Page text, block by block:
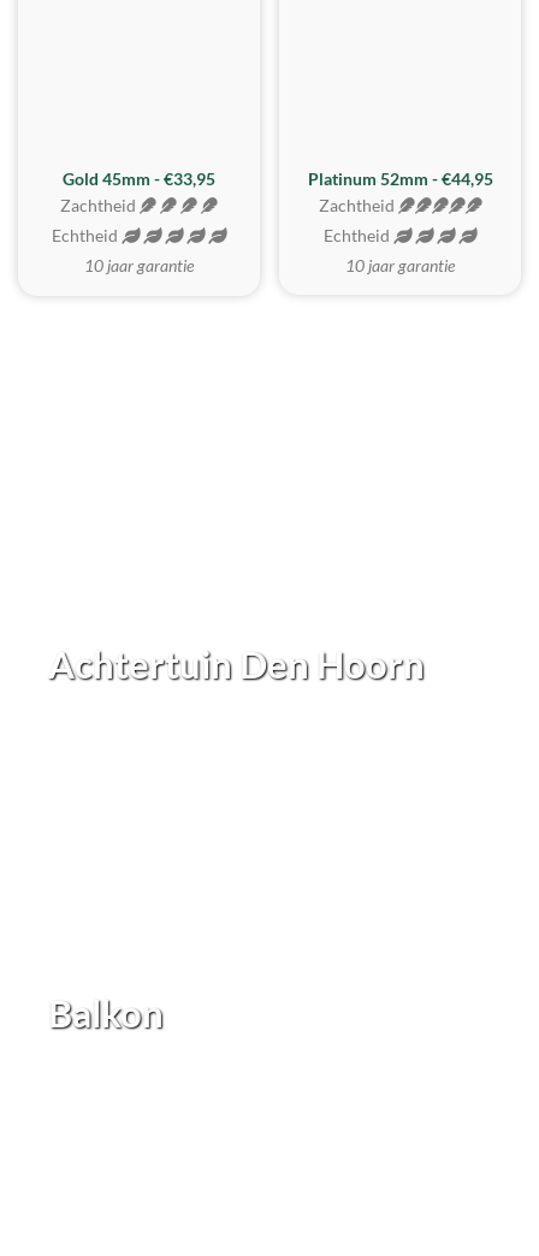
REALISTISCH
Gold 45mm - €33,95
Zachtheid
Echtheid
10 jaar garantie
ZACHTSTE
Platinum 52mm - €44,95
Zachtheid
Echtheid
10 jaar garantie
Achtertuin Den Hoorn
Balkon